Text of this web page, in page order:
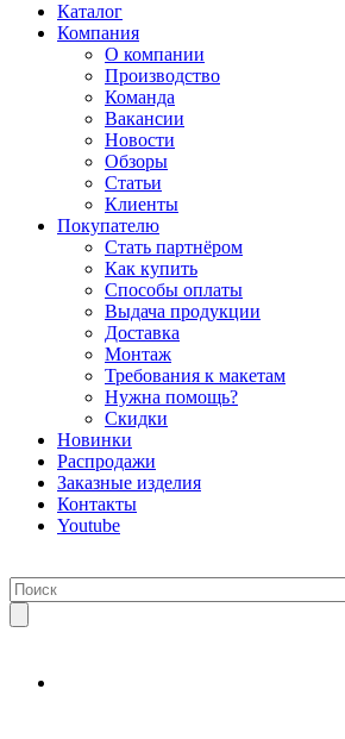
Каталог
Компания
О компании
Производство
Команда
Вакансии
Новости
Обзоры
Статьи
Клиенты
Покупателю
Стать партнёром
Как купить
Способы оплаты
Выдача продукции
Доставка
Монтаж
Требования к макетам
Нужна помощь?
Скидки
Новинки
Распродажи
Заказные изделия
Контакты
Youtube